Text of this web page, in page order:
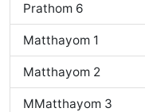
Prathom 6
Matthayom 1
Matthayom 2
MMatthayom 3